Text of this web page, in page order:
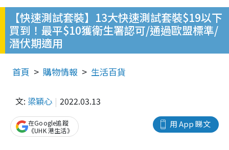
【快速測試套裝】13大快速測試套裝$19以下
買到！最平$10獲衛生署認可/通過歐盟標準/
潛伏期適用
首頁 購物情報 生活百貨
文: 梁穎心 2022.03.13
用 App 睇文
在Google追蹤
《UHK 港生活》